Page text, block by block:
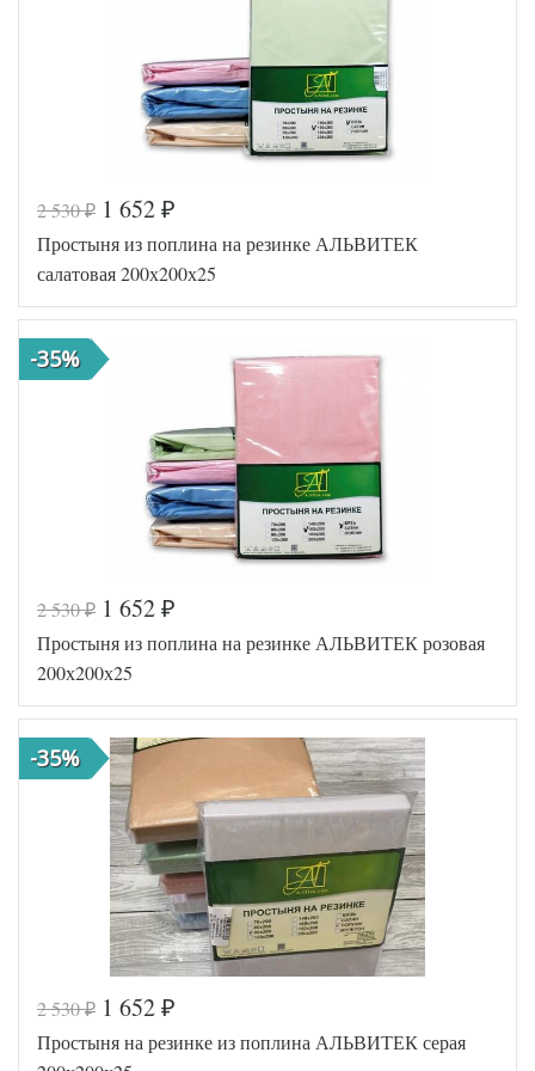
Код товара
546-619
Артикул
AL460704
8020609
Ткань
Поплин
Размер
простыни
200х200
Производитель
Код товара
516-774
Артикул
AL460704
Ткань
Размер
простыни
200х200
резинке)
Производитель
(Россия)
2 530₽ 1 652 ₽
Простыня из поплина на резинке АЛЬВИТЕК
салатовая 200х200х25
-35%
Код товара
516-765
Артикул
AL460704
2 530₽ 1 652 ₽
Простыня из поплина на резинке АЛЬВИТЕК розовая
200х200х25
-35%
2 530₽ 1 652 ₽
Простыня на резинке из поплина АЛЬВИТЕК серая